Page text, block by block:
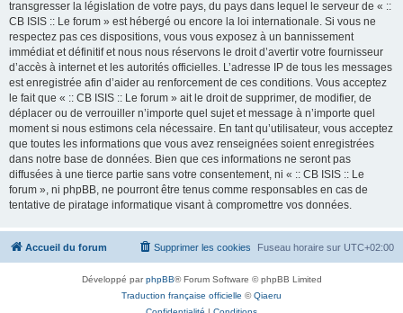
transgresser la législation de votre pays, du pays dans lequel le serveur de « ::
CB ISIS :: Le forum » est hébergé ou encore la loi internationale. Si vous ne
respectez pas ces dispositions, vous vous exposez à un bannissement
immédiat et définitif et nous nous réservons le droit d’avertir votre fournisseur
d’accès à internet et les autorités officielles. L’adresse IP de tous les messages
est enregistrée afin d’aider au renforcement de ces conditions. Vous acceptez
le fait que « :: CB ISIS :: Le forum » ait le droit de supprimer, de modifier, de
déplacer ou de verrouiller n’importe quel sujet et message à n’importe quel
moment si nous estimons cela nécessaire. En tant qu’utilisateur, vous acceptez
que toutes les informations que vous avez renseignées soient enregistrées
dans notre base de données. Bien que ces informations ne seront pas
diffusées à une tierce partie sans votre consentement, ni « :: CB ISIS :: Le
forum », ni phpBB, ne pourront être tenus comme responsables en cas de
tentative de piratage informatique visant à compromettre vos données.
Accueil du forum Fuseau horaire sur UTC+02:00
Supprimer les cookies
Développé parphpBB® Forum Software © phpBB Limited
Traduction française officielle ©Qiaeru